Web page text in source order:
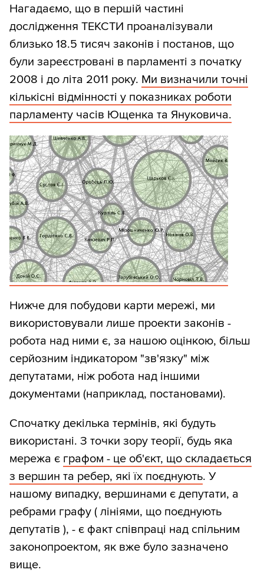
Нагадаємо, що в першій частині
дослідження ТЕКСТИ проаналізували
близько 18.5 тисяч законів і постанов, що
були зареєстровані в парламенті з початку
2008 і до літа 2011 року. Ми визначили точні
кількісні відмінності у показниках роботи
парламенту часів Ющенка та Януковича.
Нижче для побудови карти мережі, ми
використовували лише проекти законів -
робота над ними є, за нашою оцінкою, більш
серйозним індикатором "зв'язку" між
депутатами, ніж робота над іншими
документами (наприклад, постановами).
Спочатку декілька термінів, які будуть
використані. З точки зору теорії, будь яка
мережа є графом - це об'єкт, що складається
з вершин та ребер, які їх поєднують. У
нашому випадку, вершинами є депутати, а
ребрами графу ( лініями, що поєднують
депутатів ), - є факт співпраці над спільним
законопроектом, як вже було зазначено
вище.